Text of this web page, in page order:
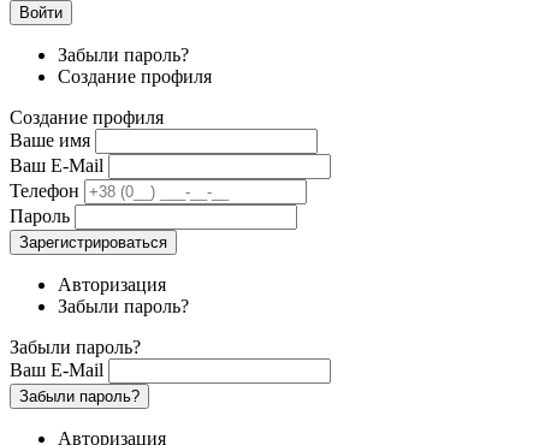
Войти
Забыли пароль?
Создание профиля
Создание профиля
Ваше имя
Ваш E-Mail
Телефон
Пароль
Зарегистрироваться
Авторизация
Забыли пароль?
Забыли пароль?
Ваш E-Mail
Забыли пароль?
Авторизация